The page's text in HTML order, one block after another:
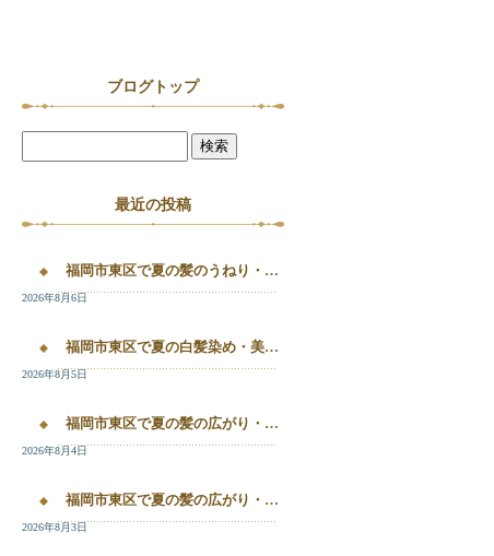
ブログトップ
最近の投稿
福岡市東区で夏の髪のうねり・白髪染め・美容液カラーを相談するなら｜箱崎・千早のL’oiseau Bleu
2026年8月6日
福岡市東区で夏の白髪染め・美容液カラー・髪質改善を相談したい方へ｜箱崎・千早のL’oiseau Bleu
2026年8月5日
福岡市東区で夏の髪の広がり・白髪染め・美容液カラーを相談したい方へ｜箱崎・千早のL’oiseau Bleu
2026年8月4日
福岡市東区で夏の髪の広がり・白髪染め・美容液カラーを相談したい方へ｜箱崎・千早のL’oiseau Bleu
2026年8月3日